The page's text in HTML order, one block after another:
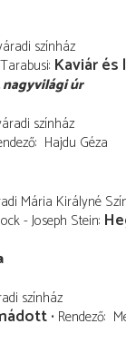
színház
Kaviár és
nagyvilági úr
színház
Hajdu Géza
Mária Királyné
- Joseph Stein
színház
Rendező